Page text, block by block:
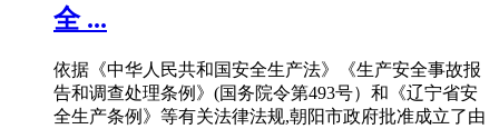
全 ...
依据《中华人民共和国安全生产法》《生产安全事故报
告和调查处理条例》(国务院令第493号）和《辽宁省安
全生产条例》等有关法律法规,朝阳市政府批准成立了由